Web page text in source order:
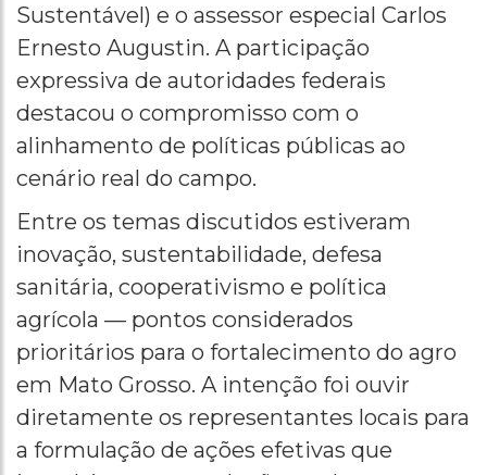
Sustentável) e o assessor especial Carlos
Ernesto Augustin. A participação
expressiva de autoridades federais
destacou o compromisso com o
alinhamento de políticas públicas ao
cenário real do campo.
Entre os temas discutidos estiveram
inovação, sustentabilidade, defesa
sanitária, cooperativismo e política
agrícola — pontos considerados
prioritários para o fortalecimento do agro
em Mato Grosso. A intenção foi ouvir
diretamente os representantes locais para
a formulação de ações efetivas que